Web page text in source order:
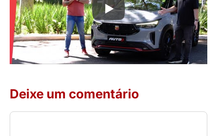
Deixe um comentário
Comentário